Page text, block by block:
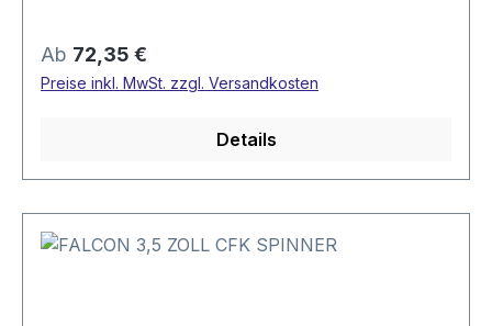
Regulärer Preis:
Ab 72,35 €
Preise inkl. MwSt. zzgl. Versandkosten
Details